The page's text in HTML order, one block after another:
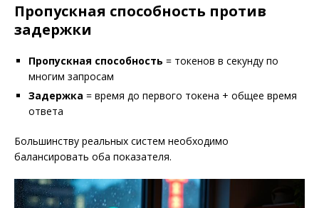
Пропускная способность против
задержки
Пропускная способность = токенов в секунду по
многим запросам
Задержка = время до первого токена + общее время
ответа
Большинству реальных систем необходимо
балансировать оба показателя.